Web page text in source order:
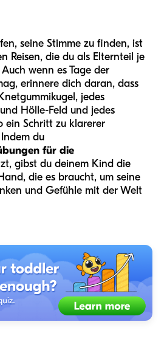
seine Stimme zu finden, ist
Reisen, die du als Elternteil je
wenn es Tage der
erinnere dich daran, dass
jedes
Hölle-Feld und jedes
ein Schritt zu klarerer
du
für die
gibst du deinem Kind die
die es braucht, um seine
und Gefühle mit der Welt